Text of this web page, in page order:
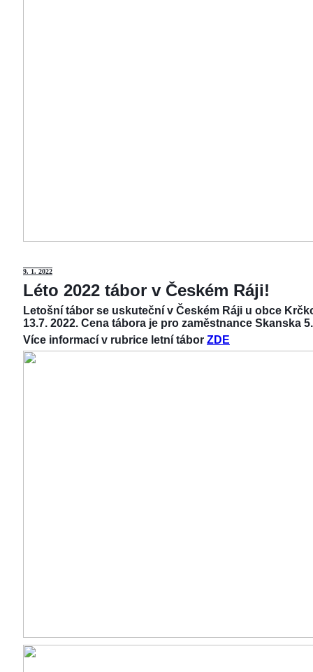
9. 1. 2022
Léto 2022 tábor v Českém Ráji!
Letošní tábor se uskuteční v Českém Ráji u obce
13.7. 2022. Cena tábora je pro zaměstnance Skanska
Více informací v rubrice letní tábor ZDE